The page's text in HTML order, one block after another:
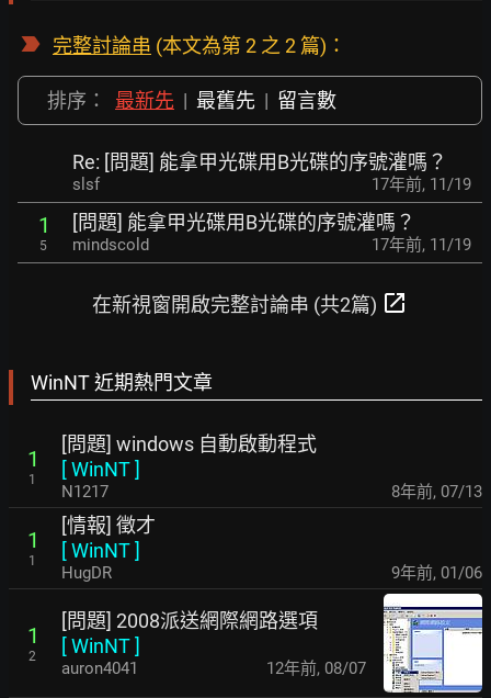
完整討論串 (本文為第 2 之 2 篇)：
排序： 最新先 | 最舊先 | 留言數
Re: [問題] 能拿甲光碟用B光碟的序號灌嗎？
slsf 17年前, 11/19
1
5
[問題] 能拿甲光碟用B光碟的序號灌嗎？
mindscold 17年前, 11/19
在新視窗開啟完整討論串 (共2篇) open_in_new
WinNT 近期熱門文章
1
1
[問題] windows 自動啟動程式
[WinNT]
N1217 8年前, 07/13
1
1
[情報] 徵才
[WinNT]
HugDR 9年前, 01/06
1
2
[問題] 2008派送網際網路選項
[WinNT]
auron4041 12年前, 08/07